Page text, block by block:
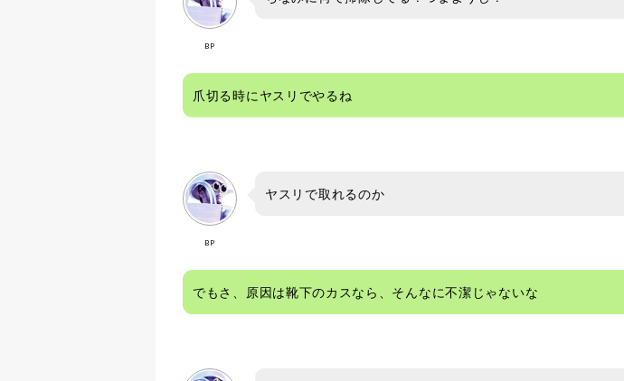
BP
爪切る時にヤスリでやるね
BP
ヤスリで取れるのか
でもさ、原因は靴下のカスなら、そんなに不潔じゃないな